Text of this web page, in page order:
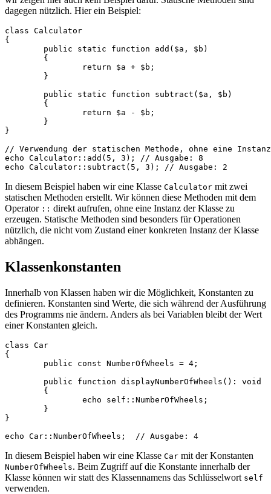
dagegen nützlich. Hier ein Beispiel:
class Calculator
{
}
// Verwendung der statischen Methode, ohne eine
echo Calculator::add(5, 3); // Ausgabe: 8
In diesem Beispiel haben wir eine Klasse Calculator mit zwei
statischen Methoden erstellt. Wir können diese Methoden mit dem
Operator :: direkt aufrufen, ohne eine Instanz der Klasse zu
erzeugen. Statische Methoden sind besonders für Operationen
nützlich, die nicht vom Zustand einer konkreten Instanz der Klasse
abhängen.
Klassenkonstanten
Innerhalb von Klassen haben wir die Möglichkeit, Konstanten zu
definieren. Konstanten sind Werte, die sich während der Ausführung
des Programms nie ändern. Anders als bei Variablen bleibt der Wert
einer Konstanten gleich.
class Car
{
}
In diesem Beispiel haben wir eine Klasse Car mit der Konstanten
NumberOfWheels. Beim Zugriff auf die Konstante innerhalb der
Klasse können wir statt des Klassennamens das Schlüsselwort self
verwenden.